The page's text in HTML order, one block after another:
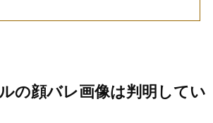
の顔バレ画像は判明してい